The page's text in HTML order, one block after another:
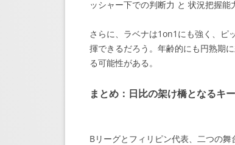
ッシャー下での判断力 と 状況把握能
さらに、ラベナは1on1にも強く、ピ
揮できるだろう。年齢的にも円熟期
る可能性がある。
まとめ：日比の架け橋となるキ
Bリーグとフィリピン代表、二つの